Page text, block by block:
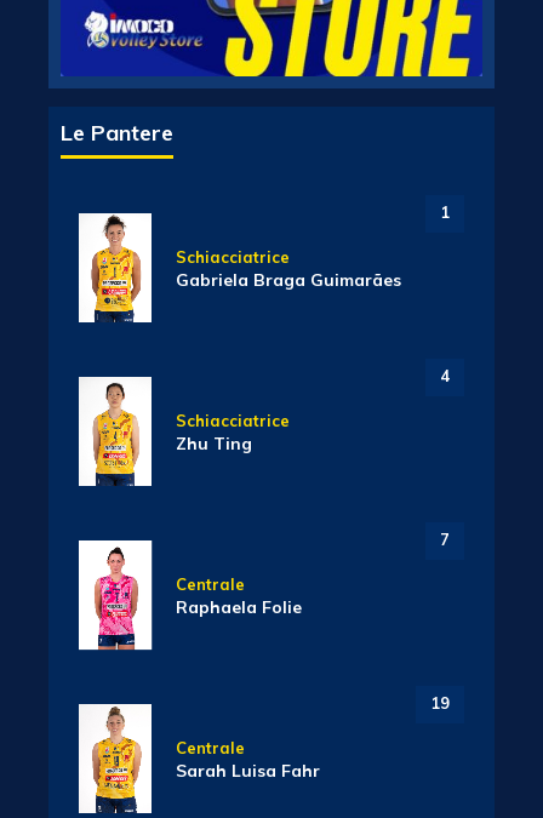
Le Pantere
1
Schiacciatrice
Gabriela Braga Guimarães
4
Schiacciatrice
Zhu Ting
7
Centrale
Raphaela Folie
19
Centrale
Sarah Luisa Fahr